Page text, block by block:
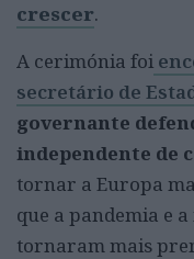
crescer.
A cerimónia foi
secretário de
governante
independente de
tornar a Europa
que a pandemia e
tornaram mais